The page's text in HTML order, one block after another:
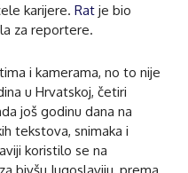
karijere. Rat je bio
za reportere.
i kamerama, no to nije
u Hrvatskoj, četiri
još godinu dana na
tekstova, snimaka i
koristilo se na